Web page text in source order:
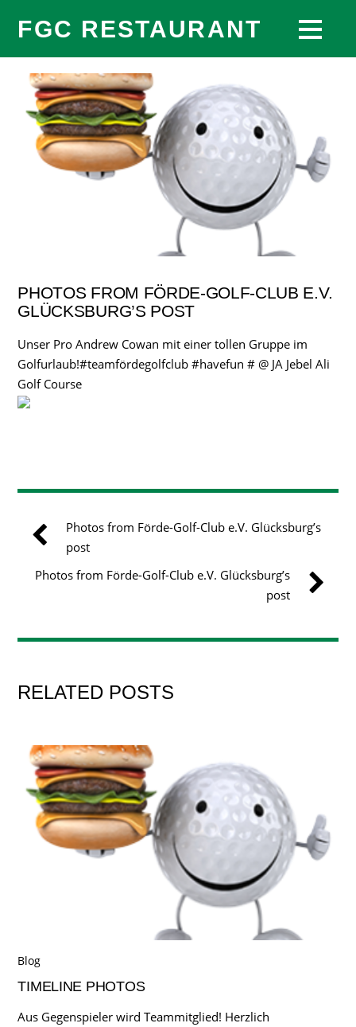
FGC RESTAURANT
PHOTOS FROM FÖRDE-GOLF-CLUB E.V.
GLÜCKSBURG’S POST
Unser Pro Andrew Cowan mit einer tollen Gruppe im
Golfurlaub!#teamfördegolfclub #havefun # @ JA Jebel Ali
Golf Course
Photos from Förde-Golf-Club e.V. Glücksburg’s
post
Photos from Förde-Golf-Club e.V. Glücksburg’s
post
RELATED POSTS
Blog
TIMELINE PHOTOS
Aus Gegenspieler wird Teammitglied! Herzlich